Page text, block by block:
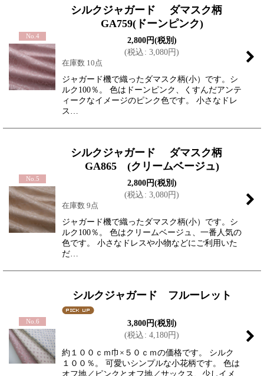
No.4
シルクジャガード ダマスク柄
GA759(ドーンピンク)
2,800円(税別)
(税込: 3,080円)
在庫数 10点
ジャガード機で織ったダマスク柄(小）です。シ
ルク100％。 色はドーンピンク、くすんだアンテ
ィークなイメージのピンク色です。 小さなドレ
ス…
No.5
シルクジャガード ダマスク柄
GA865 (クリームベージュ)
2,800円(税別)
(税込: 3,080円)
在庫数 9点
ジャガード機で織ったダマスク柄(小）です。シ
ルク100％。 色はクリームベージュ、一番人気の
色です。 小さなドレスや小物などにご利用いた
だ…
No.6
シルクジャガード フルーレット
3,800円(税別)
(税込: 4,180円)
約１００ｃｍ巾×５０ｃｍの価格です。 シルク
１００％。 可愛いシンプルな小花柄です。 色は
オフ地／ピンクとオフ地／サックス、少しイメ